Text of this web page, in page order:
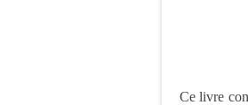
Ce livre